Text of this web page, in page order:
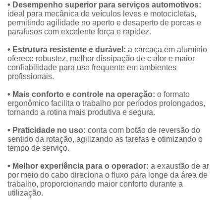
• Desempenho superior para serviços automotivos:
ideal para mecânica de veículos leves e motocicletas,
permitindo agilidade no aperto e desaperto de porcas e
parafusos com excelente força e rapidez.
• Estrutura resistente e durável: a carcaça em alumínio
oferece robustez, melhor dissipação de c alor e maior
confiabilidade para uso frequente em ambientes
profissionais.
• Mais conforto e controle na operação: o formato
ergonômico facilita o trabalho por períodos prolongados,
tornando a rotina mais produtiva e segura.
• Praticidade no uso: conta com botão de reversão do
sentido da rotação, agilizando as tarefas e otimizando o
tempo de serviço.
• Melhor experiência para o operador: a exaustão de ar
por meio do cabo direciona o fluxo para longe da área de
trabalho, proporcionando maior conforto durante a
utilização.